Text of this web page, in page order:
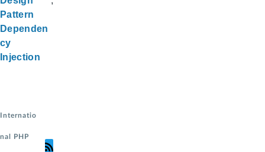
Pattern
Dependen
cy
Injection
Internatio
nal PHP